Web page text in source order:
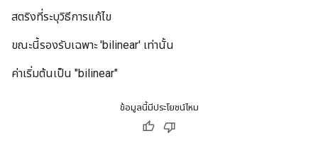
สตริงที่ระบุวิธีการแก้ไข
ขณะนี้รองรับเฉพาะ 'bilinear' เท่านั้น
ค่าเริ่มต้นเป็น "bilinear"
ข้อมูลนี้มีประโยชน์ไหม